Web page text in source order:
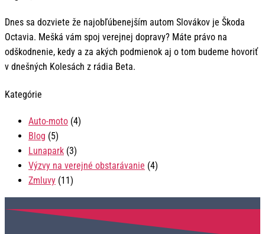
Dnes sa dozviete že najobľúbenejším autom Slovákov je Škoda
Octavia. Mešká vám spoj verejnej dopravy? Máte právo na
odškodnenie, kedy a za akých podmienok aj o tom budeme hovoriť
v dnešných Kolesách z rádia Beta.
Kategórie
Auto-moto (4)
Blog (5)
Lunapark (3)
Výzvy na verejné obstarávanie (4)
Zmluvy (11)